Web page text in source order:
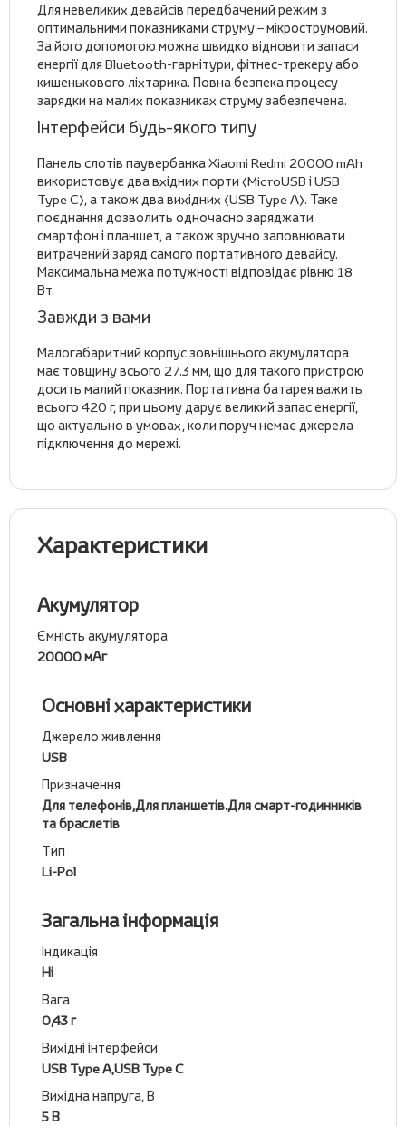
Для невеликих девайсів передбачений режим з
оптимальними показниками струму – мікрострумовий.
За його допомогою можна швидко відновити запаси
енергії для Bluetooth-гарнітури, фітнес-трекеру або
кишенькового ліхтарика. Повна безпека процесу
зарядки на малих показниках струму забезпечена.
Інтерфейси будь-якого типу
Панель слотів паувербанка Xiaomi Redmi 20000 mAh
використовує два вхідних порти (MicroUSB і USB
Type C), а також два вихідних (USB Type A). Таке
поєднання дозволить одночасно заряджати
смартфон і планшет, а також зручно заповнювати
витрачений заряд самого портативного девайсу.
Максимальна межа потужності відповідає рівню 18
Вт.
Завжди з вами
Малогабаритний корпус зовнішнього акумулятора
має товщину всього 27.3 мм, що для такого пристрою
досить малий показник. Портативна батарея важить
всього 420 г, при цьому дарує великий запас енергії,
що актуально в умовах, коли поруч немає джерела
підключення до мережі.
Характеристики
Акумулятор
Ємність акумулятора
20000 мАг
Основні характеристики
Джерело живлення
USB
Призначення
Для телефонів,Для планшетів.Для смарт-годинників
та браслетів
Тип
Li-Pol
Загальна інформація
Індикація
Ні
Вага
0,43 г
Вихідні інтерфейси
USB Type A,USB Type C
Вихідна напруга, В
5 В